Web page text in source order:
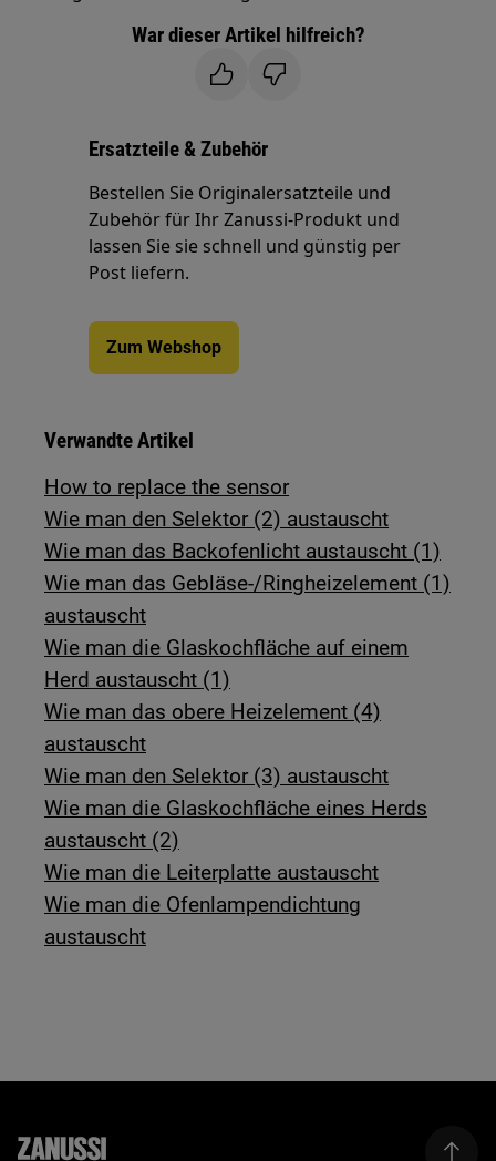
War dieser Artikel hilfreich?
Ersatzteile & Zubehör
Bestellen Sie Originalersatzteile und
Zubehör für Ihr Zanussi-Produkt und
lassen Sie sie schnell und günstig per
Post liefern.
Zum Webshop
Verwandte Artikel
How to replace the sensor
Wie man den Selektor (2) austauscht
Wie man das Backofenlicht austauscht (1)
Wie man das Gebläse-/Ringheizelement (1)
austauscht
Wie man die Glaskochfläche auf einem
Herd austauscht (1)
Wie man das obere Heizelement (4)
austauscht
Wie man den Selektor (3) austauscht
Wie man die Glaskochfläche eines Herds
austauscht (2)
Wie man die Leiterplatte austauscht
Wie man die Ofenlampendichtung
austauscht